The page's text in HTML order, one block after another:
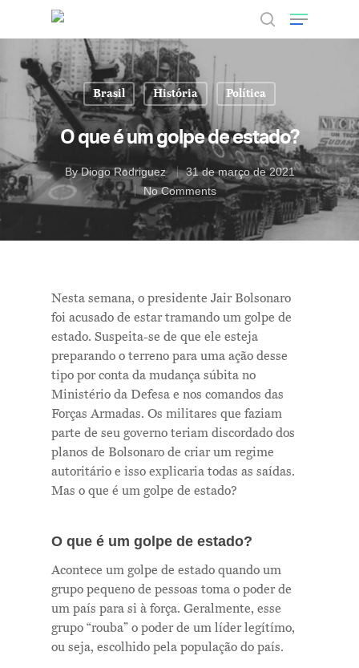
Hit enter to search or ESC to close
Brasil História Política
O que é um golpe de estado?
ByDiogo Rodriguez
31 de março de 2021
No Comments
Nesta semana, o presidente Jair Bolsonaro
foi acusado de estar tramando um golpe de
estado. Suspeita-se de que ele esteja
preparando o terreno para uma ação desse
tipo por conta da mudança súbita no
Ministério da Defesa e nos comandos das
Forças Armadas. Os militares que faziam
parte de seu governo teriam discordado dos
planos de Bolsonaro de criar um regime
autoritário e isso explicaria todas as saídas.
Mas o que é um golpe de estado?
O que é um golpe de estado?
Acontece um golpe de estado quando um
grupo pequeno de pessoas toma o poder de
um país para si à força. Geralmente, esse
grupo “rouba” o poder de um líder legítímo,
ou seja, escolhido pela população do país.